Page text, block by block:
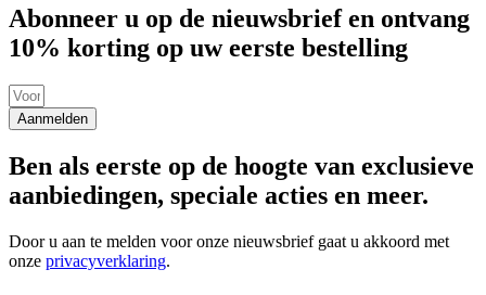
Abonneer u op de nieuwsbrief en ontvang
10% korting op uw eerste bestelling
Aanmelden
Ben als eerste op de hoogte van exclusieve
aanbiedingen, speciale acties en meer.
Door u aan te melden voor onze nieuwsbrief gaat u akkoord met
onze privacyverklaring.